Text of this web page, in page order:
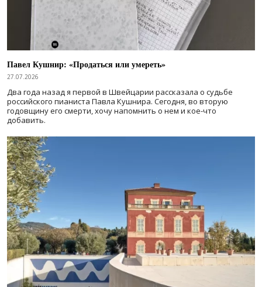
Павел Кушнир: «Продаться или умереть»
27.07.2026
Два года назад я первой в Швейцарии рассказала о судьбе
российского пианиста Павла Кушнира. Сегодня, во вторую
годовщину его смерти, хочу напомнить о нем и кое-что
добавить.